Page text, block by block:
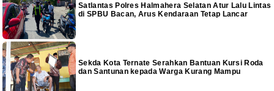
Satlantas Polres Halmahera Selatan Atur Lalu Lintas
di SPBU Bacan, Arus Kendaraan Tetap Lancar
Sekda Kota Ternate Serahkan Bantuan Kursi Roda
dan Santunan kepada Warga Kurang Mampu